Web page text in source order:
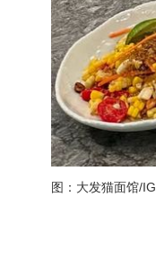
图：大发猫面馆/IG